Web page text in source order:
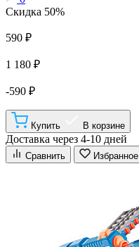
Скидка 50%
590 ₽
1 180 ₽
-590 ₽
Купить В корзине
Доставка через 4-10 дней
Сравнить Избранное